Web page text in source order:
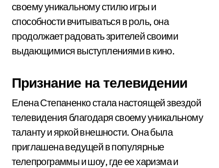
своему уникальному стилю игры и
способности вчитываться в роль, она
продолжает радовать зрителей своими
выдающимися выступлениями в кино.
Признание на телевидении
Елена Степаненко стала настоящей звездой
телевидения благодаря своему уникальному
таланту и яркой внешности. Она была
приглашена ведущей в популярные
телепрограммы и шоу, где ее харизма и